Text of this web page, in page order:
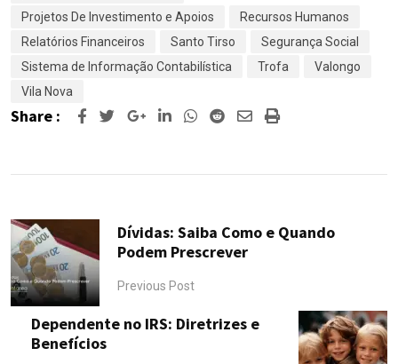
Projetos De Investimento e Apoios
Recursos Humanos
Relatórios Financeiros
Santo Tirso
Segurança Social
Sistema de Informação Contabilística
Trofa
Valongo
Vila Nova
Share : Google+LinkedInWhatsapp
RedditSharePrint
Dívidas: Saiba Como e Quando
Podem Prescrever
Previous Post
Dependente no IRS: Diretrizes e
Benefícios